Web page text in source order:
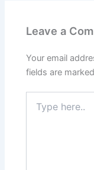
Leave a
Your email
fields are marked
here..